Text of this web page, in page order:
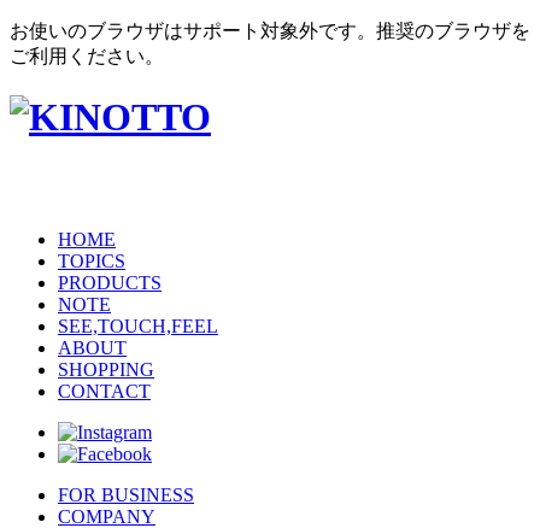
お使いのブラウザはサポート対象外です。推奨のブラウザを
ご利用ください。
HOME
TOPICS
PRODUCTS
NOTE
SEE,TOUCH,FEEL
ABOUT
SHOPPING
CONTACT
FOR BUSINESS
COMPANY